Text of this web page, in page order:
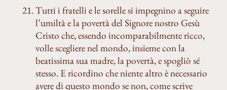
Tutti i fratelli e le sorelle si impegnino a seguire
l’umiltà e la povertà del Signore nostro Gesù
Cristo che, essendo incomparabilmente ricco,
volle scegliere nel mondo, insieme con la
beatissima sua madre, la povertà, e spogliò sé
stesso. E ricordino che niente altro è necessario
avere di questo mondo se non, come scrive